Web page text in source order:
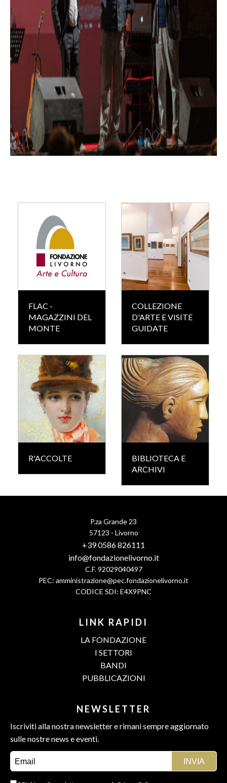
FLAC -
MAGAZZINI DEL
MONTE
COLLEZIONE
D'ARTE E VISITE
GUIDATE
R'ACCOLTE
BIBLIOTECA E
ARCHIVI
P.za Grande 23
57123 - Livorno
+39 0586 826111
info@fondazionelivorno.it
C.F. 92029040497
PEC: amministrazione@pec.fondazionelivorno.it
CODICE SDI: E4X9PNC
LINK RAPIDI
LA FONDAZIONE
I SETTORI
BANDI
PUBBLICAZIONI
NEWSLETTER
Iscriviti alla nostra newsletter e rimani sempre aggiornato
sulle nostre news e eventi.